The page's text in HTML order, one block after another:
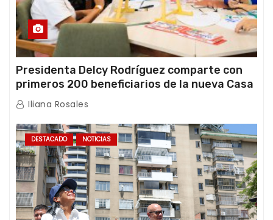
Presidenta Delcy Rodríguez comparte con
primeros 200 beneficiarios de la nueva Casa
de los Abuelos “La Primavera” en Caracas
Iliana Rosales
DESTACADO NOTICIAS